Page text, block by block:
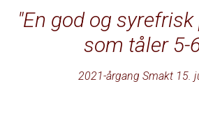
En god og
som tåler 5-
2021-årgang Smakt 15.